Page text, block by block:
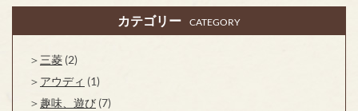
カテゴリー CATEGORY
三菱 (2)
アウディ (1)
趣味、遊び (7)